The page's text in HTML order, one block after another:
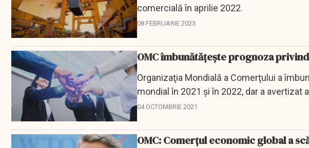
comercială în aprilie 2022.
08 FEBRUARIE 2023
OMC îmbunătăţeşte prognoza
Organizaţia Mondială a Comerţului a
mondial în 2021 şi în 2022, dar a avertizat
riscurilor...
04 OCTOMBRIE 2021
OMC: Comerţul economic global a